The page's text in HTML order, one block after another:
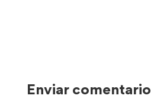
Enviar comentario